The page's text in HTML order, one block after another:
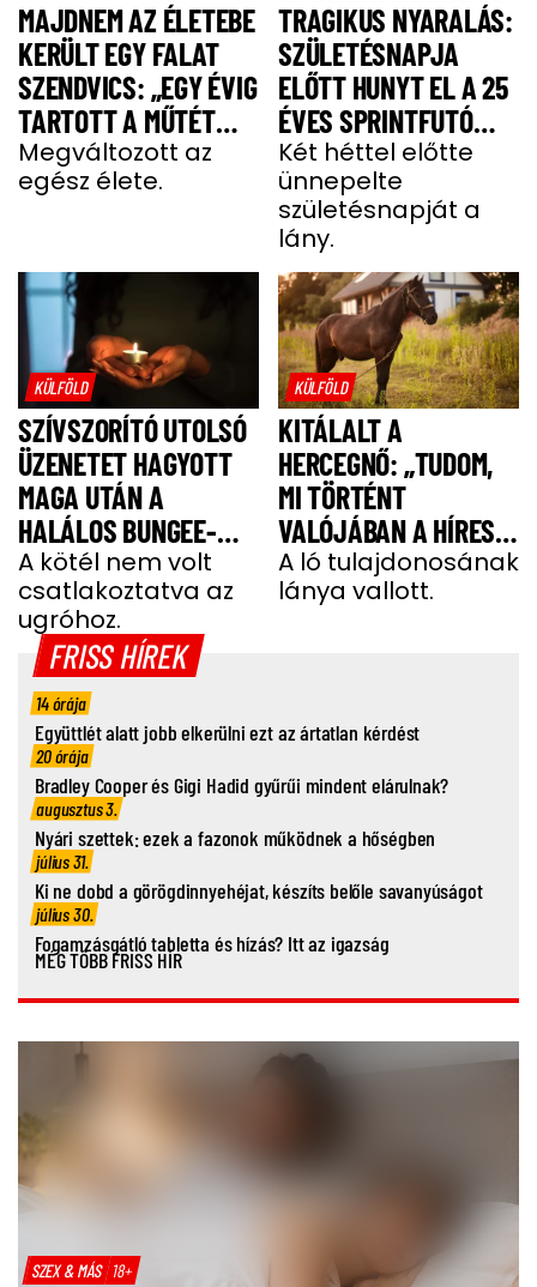
MAJDNEM AZ ÉLETEBE
KERÜLT EGY FALAT
SZENDVICS: „EGY ÉVIG
TARTOTT A MŰTÉT
UTÁNI FELÉPÜLÉS”
Megváltozott az
egész élete.
TRAGIKUS NYARALÁS:
SZÜLETÉSNAPJA
ELŐTT HUNYT EL A 25
ÉVES SPRINTFUTÓ
LÁNY
Két héttel előtte
ünnepelte
születésnapját a
lány.
KÜLFÖLD
SZÍVSZORÍTÓ UTOLSÓ
ÜZENETET HAGYOTT
MAGA UTÁN A
HALÁLOS BUNGEE-
UGRÁS ELŐTT A
FIATAL NŐ
A kötél nem volt
csatlakoztatva az
ugróhoz.
KÜLFÖLD
KITÁLALT A
HERCEGNŐ: „TUDOM,
MI TÖRTÉNT
VALÓJÁBAN A HÍRES
SHERGAR CSŐDÖRREL”
A ló tulajdonosának
lánya vallott.
FRISS HÍREK
14 órája
Együttlét alatt jobb elkerülni ezt az ártatlan kérdést
20 órája
Bradley Cooper és Gigi Hadid gyűrűi mindent elárulnak?
augusztus 3.
Nyári szettek: ezek a fazonok működnek a hőségben
július 31.
Ki ne dobd a görögdinnyehéjat, készíts belőle savanyúságot
július 30.
Fogamzásgátló tabletta és hízás? Itt az igazság
MÉG TÖBB FRISS HÍR
SZEX & MÁS 18+